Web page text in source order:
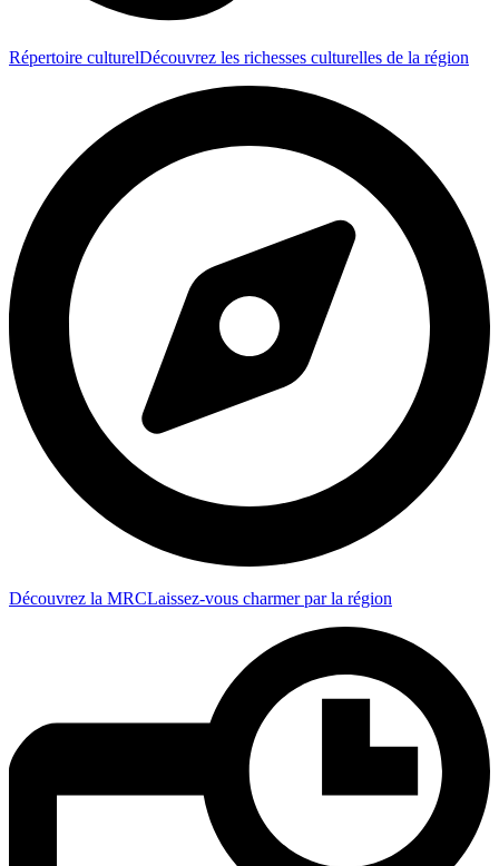
Répertoire culturelDécouvrez les richesses culturelles de la région
Découvrez la MRCLaissez-vous charmer par la région